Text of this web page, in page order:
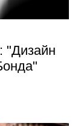
"Дизайн